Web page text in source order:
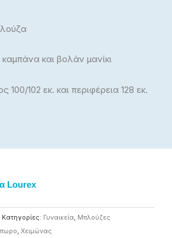
και βολάν μανίκι
102 εκ. και περιφέρεια 128 εκ.
Lourex
Κατηγορίες: Γυναικεία, Μπλούζες
, Χειμώνας